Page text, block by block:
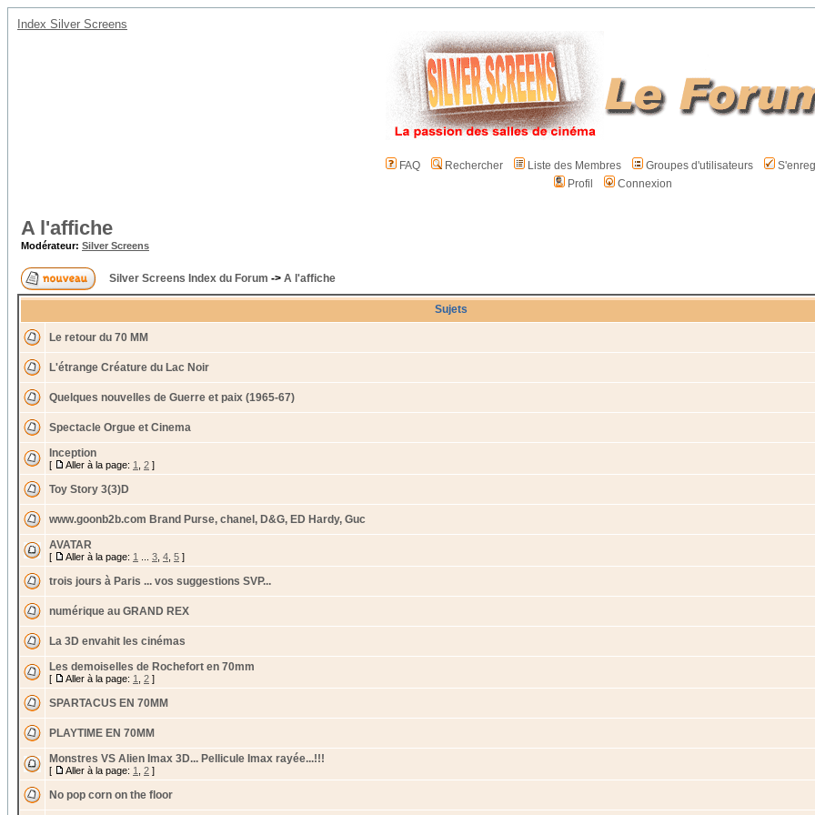
Index Silver Screens
FAQ Rechercher Liste des Membres Groupes d'utilisateurs
Profil
Connexion
A l'affiche
Modérateur: Silver Screens
Silver Screens Index du Forum -> A l'affiche
Sujets
Le retour du 70 MM
L'étrange Créature du Lac Noir
Quelques nouvelles de Guerre et paix (1965-67)
Spectacle Orgue et Cinema
Inception
[ Aller à la page: 1 2 ]
Toy Story 3(3)D
www.goonb2b.com Brand Purse, chanel, D&G, ED Hardy, Guc
AVATAR
[ Aller à la page: 1 3 4 5 ]
trois jours à Paris ... vos suggestions SVP...
numérique au GRAND REX
La 3D envahit les cinémas
Les demoiselles de Rochefort en 70mm
[ Aller à la page: 1 2 ]
SPARTACUS EN 70MM
PLAYTIME EN 70MM
Monstres VS Alien Imax 3D... Pellicule Imax rayée...!!!
[ Aller à la page: 1 2 ]
No pop corn on the floor